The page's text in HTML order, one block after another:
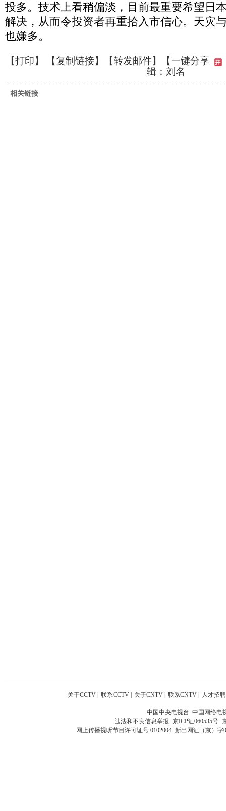
投多。技术上看稍偏淡，目前最重要希望日
解决，从而令投资者再重拾入市信心。天灾
也嫌多。
【打印】 【复制链接】【转发邮件】
【一键分享
辑：刘名
相关链接
关于CCTV 联系CCTV 关于CNTV 联系CNTV 人才招聘
中国中央电视台 中国网络电
违法和不良信息举报 京ICP证060535号
网上传播视听节目许可证号 0102004 新出网证（京）